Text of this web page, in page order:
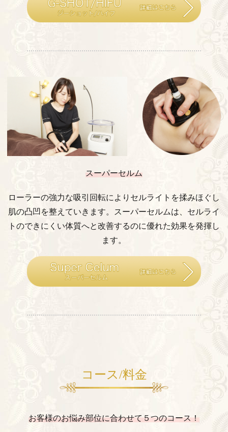
スーパーセルム
ローラーの強力な吸引回転によりセルライトを揉みほぐし
肌の凸凹を整えていきます。
スーパーセルムは、セルライ
トのできにくい体質へと改善するのに優れた効果を発揮し
ます。
コース/料金
お客様のお悩み部位に合わせて５つのコース！